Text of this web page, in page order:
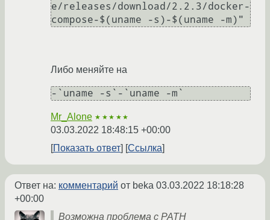
e/releases/download/2.2.3/docker-
compose-$(uname -s)-$(uname -m)"
Либо меняйте на
-`uname -s`-`uname -m`
Mr_Alone ★★★★★
03.03.2022 18:48:15 +00:00
Показать ответ
Ссылка
Ответ на: комментарий от beka 03.03.2022 18:18:28
+00:00
Возможна проблема с PATH